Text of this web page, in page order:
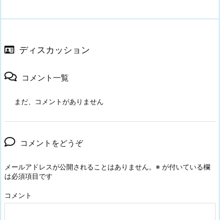
ディスカッション
コメント一覧
まだ、コメントがありません
コメントをどうぞ
メールアドレスが公開されることはありません。 ※ が付いている欄
は必須項目です
コメント